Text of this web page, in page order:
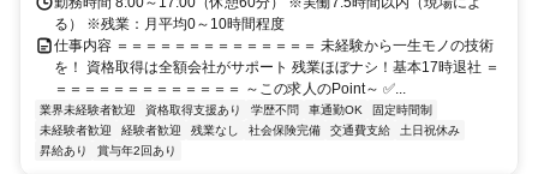
る） ※残業：月平均0～10時間程度
仕事内容 ＝＝＝＝＝＝＝＝＝＝＝＝＝＝ 未経験から一生モノの技術
を！ 資格取得は全額会社がサポート 残業ほぼナシ！基本17時退社 ＝
＝＝＝＝＝＝＝＝＝＝＝＝＝ ～この求人のPoint～ ✅...
業界未経験者歓迎 資格取得支援あり 学歴不問 車通勤OK
固定時間制
未経験者歓迎
経験者歓迎 残業なし 社会保険完備 交通費支給
土日祝休み
昇給あり
賞与年2回あり